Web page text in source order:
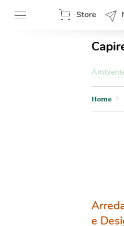
Store
Home
e